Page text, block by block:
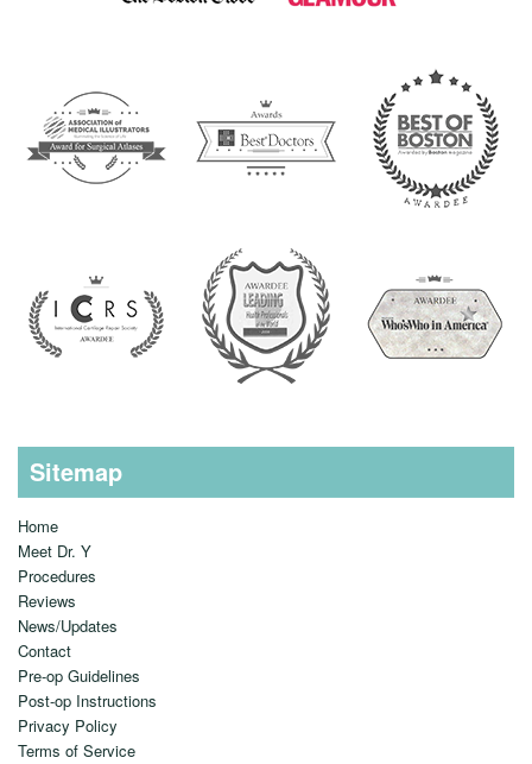
Sitemap
Home
Meet Dr. Y
Procedures
Reviews
News/Updates
Contact
Pre-op Guidelines
Post-op Instructions
Privacy Policy
Terms of Service